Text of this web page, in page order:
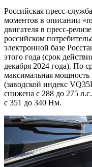
Российская пресс-
моментов в описании
двигателя в пресс-
российском
электронной базе
этого года (срок
декабря 2024 года). По
максимальная мощность
(заводской индекс
снижена с 288 до 275
с 351 до 340 Нм.